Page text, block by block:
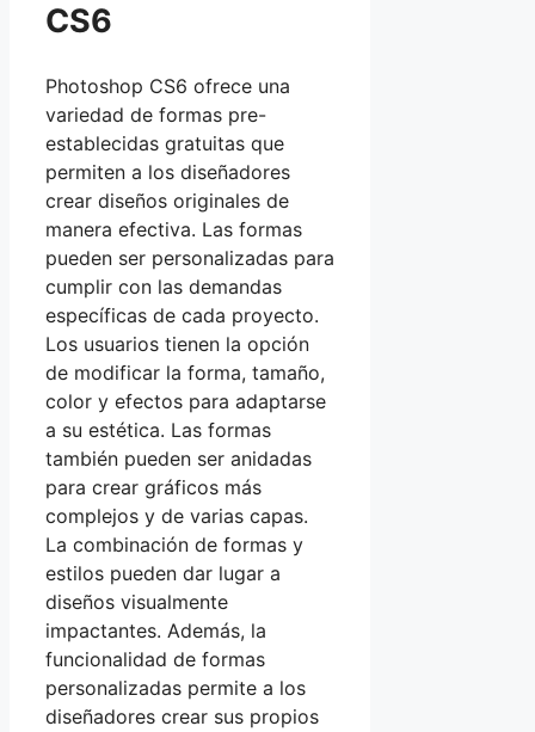
CS6
Photoshop CS6 ofrece una
variedad de formas pre-
establecidas gratuitas que
permiten a los diseñadores
crear diseños originales de
manera efectiva. Las formas
pueden ser personalizadas para
cumplir con las demandas
específicas de cada proyecto.
Los usuarios tienen la opción
de modificar la forma, tamaño,
color y efectos para adaptarse
a su estética. Las formas
también pueden ser anidadas
para crear gráficos más
complejos y de varias capas.
La combinación de formas y
estilos pueden dar lugar a
diseños visualmente
impactantes. Además, la
funcionalidad de formas
personalizadas permite a los
diseñadores crear sus propios